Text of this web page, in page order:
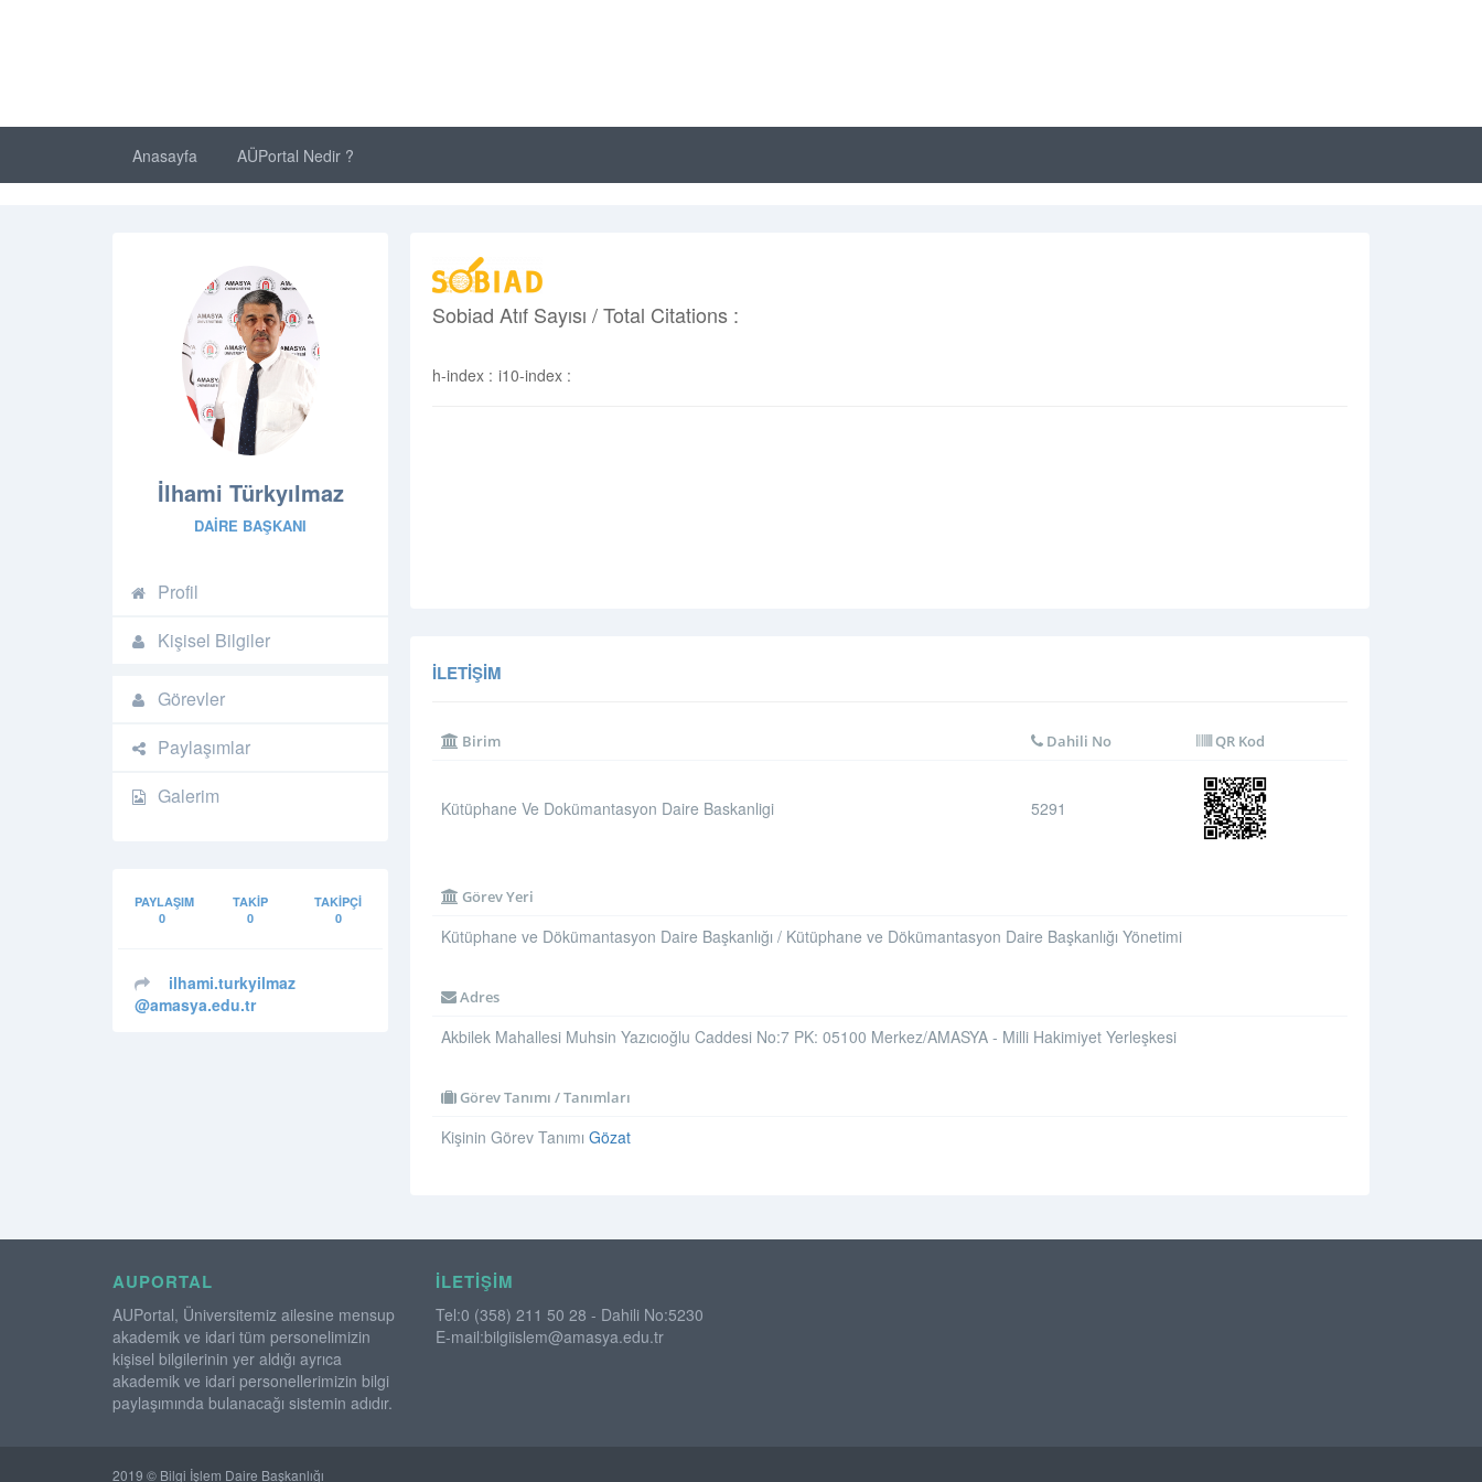
Anasayfa AÜPortal Nedir ?
İlhami Türkyılmaz
DAIRE BAŞKANI
Profil
Kişisel Bilgiler
Görevler
Paylaşımlar
Galerim
PAYLAŞIM
0
TAKIP
0
TAKIPÇI
0
ilhami.turkyilmaz
@amasya.edu.tr
Sobiad Atıf Sayısı / Total Citations :
h-index : i10-index :
İLETIŞIM
Birim Dahili No QR Kod
Kütüphane Ve Dokümantasyon Daire Baskanligi 5291
Görev Yeri
Kütüphane ve Dökümantasyon Daire Başkanlığı / Kütüphane ve Dökümantasyon Daire Başkanlığı Yönetimi
Adres
Akbilek Mahallesi Muhsin Yazıcıoğlu Caddesi No:7 PK: 05100 Merkez/AMASYA - Milli Hakimiyet Yerleşkesi
Görev Tanımı / Tanımları
Kişinin Görev Tanımı Gözat
AUPORTAL
AUPortal, Üniversitemiz ailesine mensup
akademik ve idari tüm personelimizin
kişisel bilgilerinin yer aldığı ayrıca
akademik ve idari personellerimizin bilgi
paylaşımında bulanacağı sistemin adıdır.
İLETIŞIM
Tel:0 (358) 211 50 28 - Dahili No:5230
E-mail:bilgiislem@amasya.edu.tr
2019 © Bilgi İşlem Daire Başkanlığı